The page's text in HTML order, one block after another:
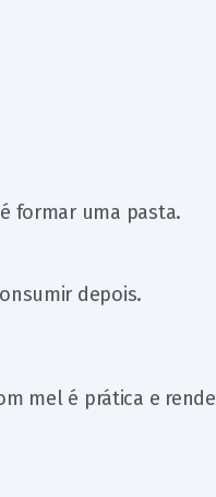
formar uma pasta.
depois.
mel é prática e rende